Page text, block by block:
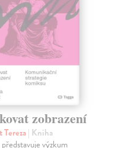
zobrazení
| Kniha
výzkum